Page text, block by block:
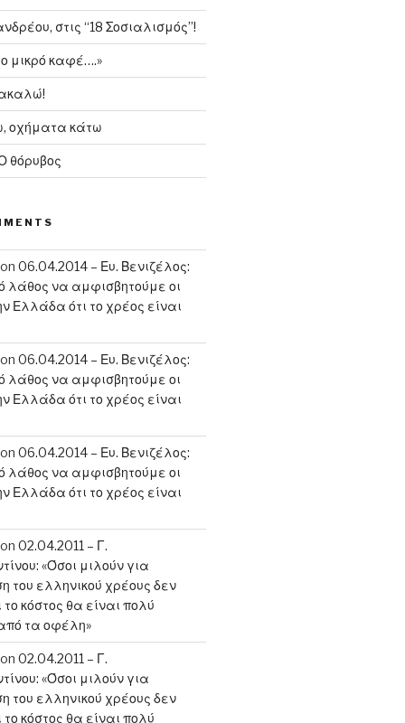
στις “18 Σοσιαλισμός”!
μικρό καφέ….»
οχήματα κάτω
θόρυβος
on 06.04.2014 – Ευ. Βενιζέλος:
λάθος να αμφισβητούμε οι
Ελλάδα ότι το χρέος είναι
on 06.04.2014 – Ευ. Βενιζέλος:
λάθος να αμφισβητούμε οι
Ελλάδα ότι το χρέος είναι
on 06.04.2014 – Ευ. Βενιζέλος:
λάθος να αμφισβητούμε οι
Ελλάδα ότι το χρέος είναι
on 02.04.2011 – Γ.
«Όσοι μιλούν για
του ελληνικού χρέους δεν
το κόστος θα είναι πολύ
τα οφέλη»
on 02.04.2011 – Γ.
«Όσοι μιλούν για
του ελληνικού χρέους δεν
το κόστος θα είναι πολύ